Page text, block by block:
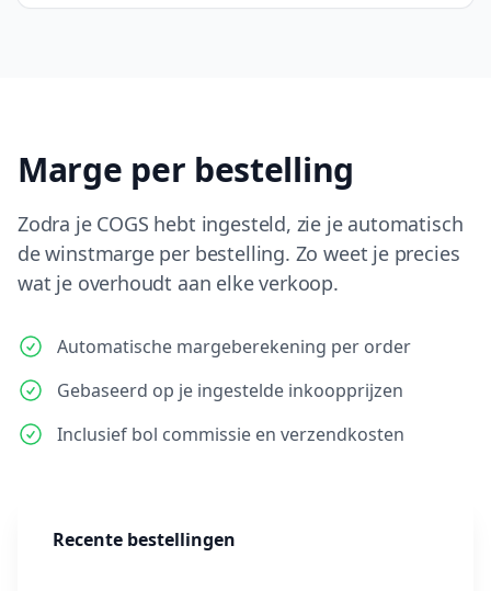
Marge per bestelling
Zodra je COGS hebt ingesteld, zie je automatisch
de winstmarge per bestelling. Zo weet je precies
wat je overhoudt aan elke verkoop.
Automatische margeberekening per order
Gebaseerd op je ingestelde inkoopprijzen
Inclusief bol commissie en verzendkosten
Recente bestellingen